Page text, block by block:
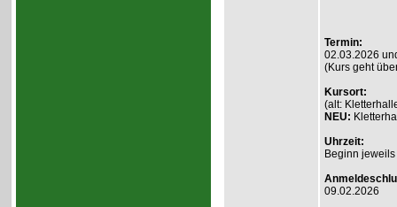
Termin:
02.03.2026
(Kurs geht
Kursort:
(alt:
NEU:
Uhrzeit:
Beginn
09.02.2026